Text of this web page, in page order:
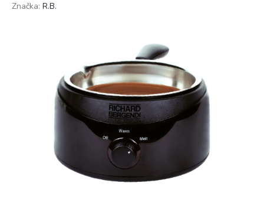
Značka: R.B.